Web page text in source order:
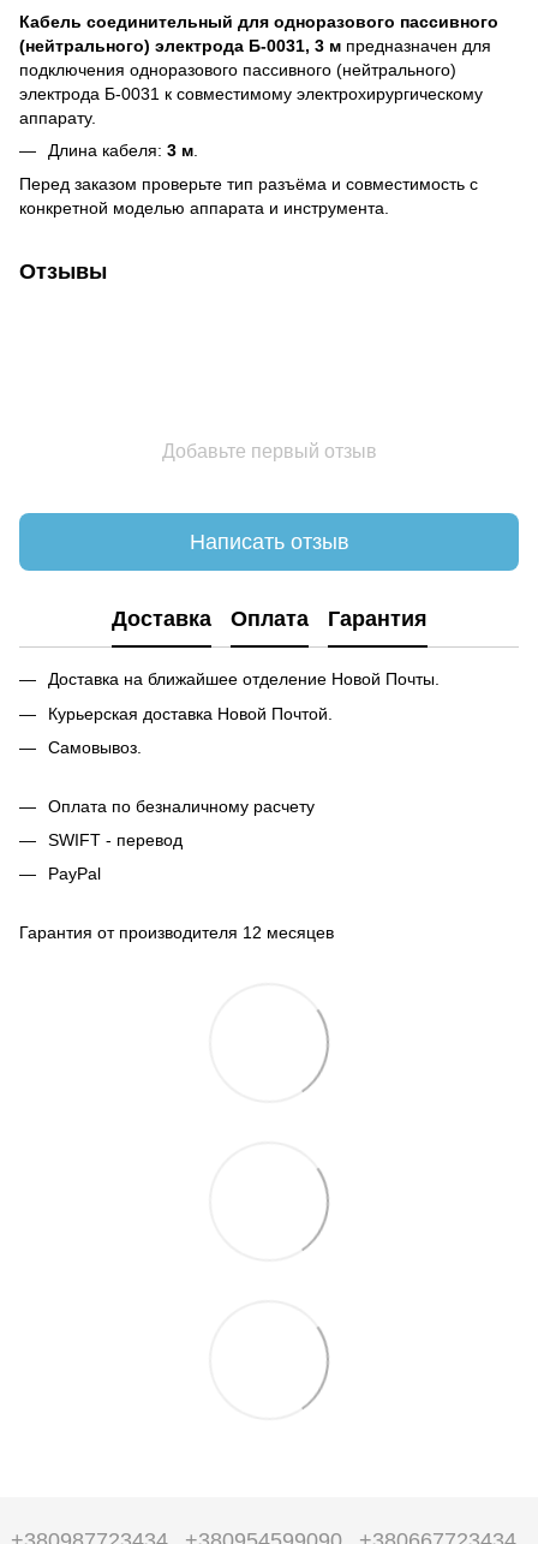
Кабель соединительный для одноразового пассивного
(нейтрального) электрода Б-0031, 3 м предназначен для
подключения одноразового пассивного (нейтрального)
электрода Б-0031 к совместимому электрохирургическому
аппарату.
Длина кабеля: 3 м
Перед заказом проверьте тип разъёма и совместимость с
конкретной моделью аппарата и инструмента.
Отзывы
Добавьте первый отзыв
Написать отзыв
Доставка Оплата Гарантия
Доставка на ближайшее отделение Новой Почты.
Курьерская доставка Новой Почтой.
Самовывоз.
Оплата по безналичному расчету
SWIFT - перевод
PayPal
Гарантия от производителя 12 месяцев